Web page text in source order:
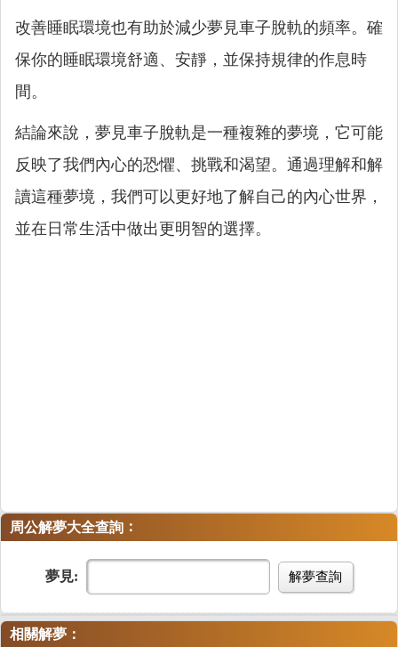
改善睡眠環境也有助於減少夢見車子脫軌的頻率。確
保你的睡眠環境舒適、安靜，並保持規律的作息時
間。
結論來說，夢見車子脫軌是一種複雜的夢境，它可能
反映了我們內心的恐懼、挑戰和渴望。通過理解和解
讀這種夢境，我們可以更好地了解自己的內心世界，
並在日常生活中做出更明智的選擇。
周公解夢大全查詢 ：
夢見: 解夢查詢
相關解夢：